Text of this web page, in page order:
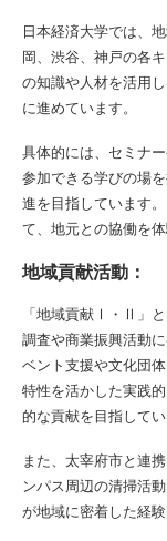
日本経済大学では、
岡、渋谷、神戸の各
の知識や人材を活用
に進めています。
具体的には、セミナ
参加できる学びの場
進を目指しています
て、地元との協働を
地域貢献活動：
「地域貢献Ⅰ・Ⅱ」
調査や商業振興活動
ベント支援や文化団
特性を活かした実践
的な貢献を目指してい
また、太宰府市と連
ンパス周辺の清掃活
が地域に密着した経